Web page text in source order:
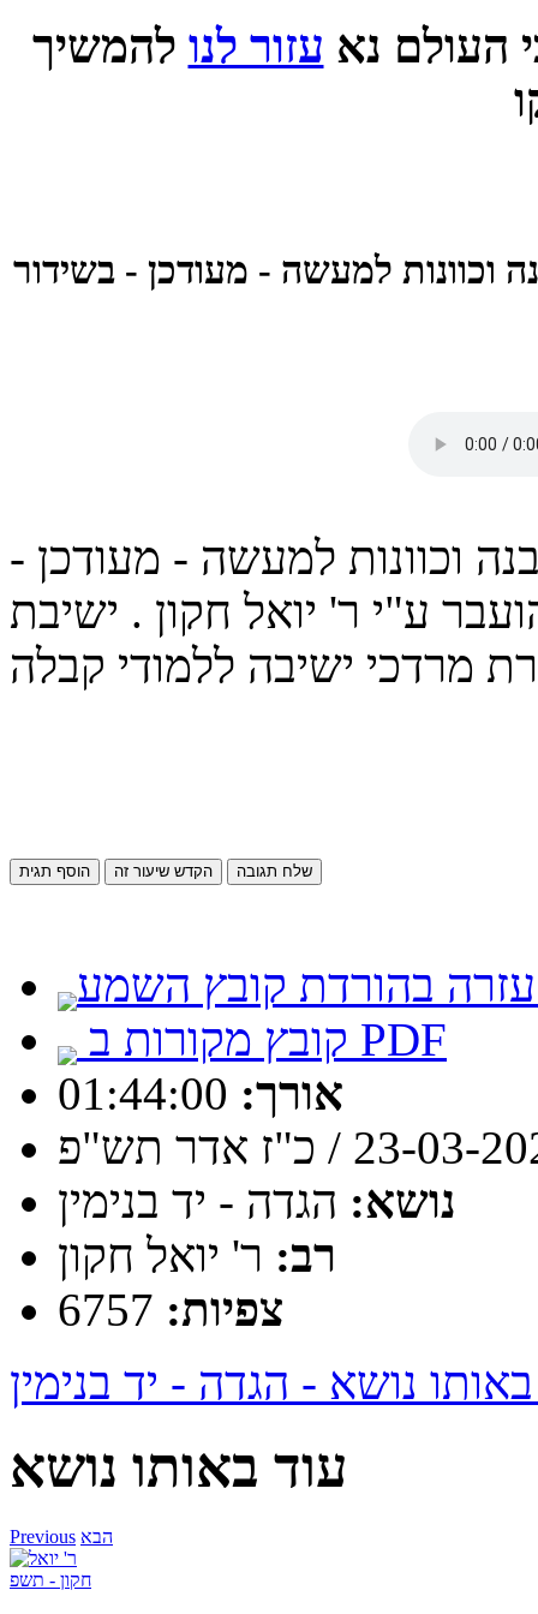
העולם נא עזור לנו להמשיך
למעשה - מעודכן - בשידור
וכוונות למעשה - מעודכן -
ע"י ר' יואל חקון . ישיבת
הוסף תגית הקדש שיעור זה שלח תגובה
קובץ מקורות ב PDF
אורך:
2020 / כ"ז אדר תש"פ
נושא: הגדה - יד בנימין
רב: ר' יואל חקון
צפיות: 6757
נושא - הגדה - יד בנימין
עוד באותו נושא
Previous הבא